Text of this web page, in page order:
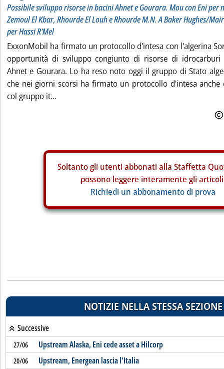
Possibile sviluppo risorse in bacini Ahnet e Gourara. Mou con Eni per
Zemoul El Kbar, Rhourde El Louh e Rhourde M.N. A Baker Hughes/
per Hassi R'Mel
ExxonMobil ha firmato un protocollo d'intesa con l'algerina
opportunità di sviluppo congiunto di risorse di
Ahnet e Gourara. Lo ha reso noto oggi il gruppo di Stato
che nei giorni scorsi ha firmato un protocollo d'intesa anche
col gruppo it...
Soltanto gli utenti abbonati alla Staffetta
possono leggere interamente gli
Richiedi un abbonamento di prova
NOTIZIE NELLA STESSA SEZIONE
Successive
27/06 Upstream Alaska, Eni cede asset a Hilcorp
20/06 Upstream, Energean lascia l'Italia